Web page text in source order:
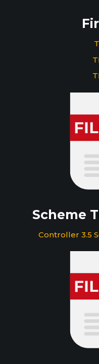
Scheme
Controller 3.5